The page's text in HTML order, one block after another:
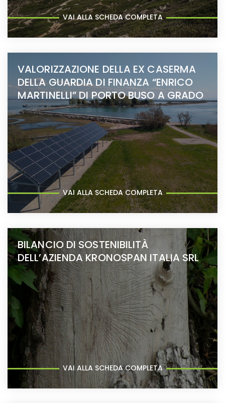
VAI ALLA SCHEDA COMPLETA
VALORIZZAZIONE DELLA EX CASERMA
DELLA GUARDIA DI FINANZA “ENRICO
MARTINELLI” DI PORTO BUSO A GRADO
VAI ALLA SCHEDA COMPLETA
BILANCIO DI SOSTENIBILITÀ
DELL’AZIENDA KRONOSPAN ITALIA SRL
VAI ALLA SCHEDA COMPLETA